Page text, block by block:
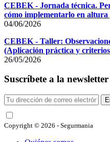
CEBEK - Jornada técnica.
cómo implementarlo en altura
04/06/2026
CEBEK - Taller:
(Aplicación práctica y
26/05/2026
Suscríbete a la newsletter
Copyright © 2026 - Segurmania